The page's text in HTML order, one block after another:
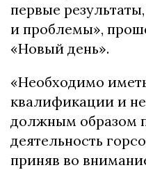
первые
и проблемы»,
«Новый день».
«Необходимо
квалификации и
должным образом
деятельность
приняв во